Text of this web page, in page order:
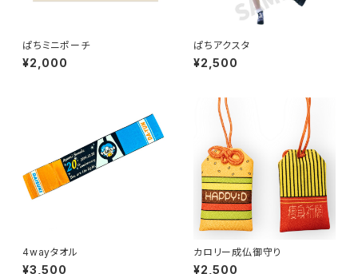
ぱちミニポーチ
¥2,000
ぱちアクスタ
¥2,500
4wayタオル
¥3,500
カロリー成仏御守り
¥2,500